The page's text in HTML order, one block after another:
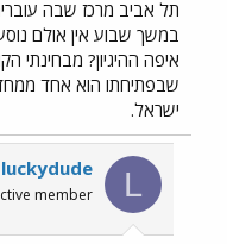
תל אביב מרכז שבה
במשך שבוע אין אולם
איפה ההיגיון? מבחינתי
שבפתיחתו הוא אחד
ישראל.
L
luckydude
member